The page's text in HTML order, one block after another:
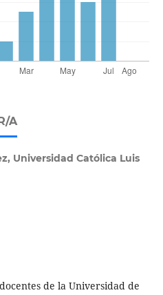
A
Universidad Católica Luis
de la Universidad de